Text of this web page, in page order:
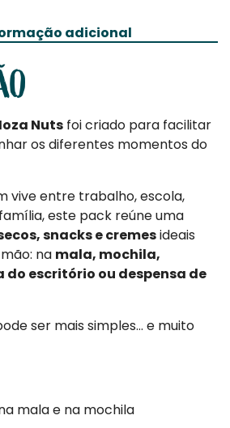
adicional
Nuts foi criado para facilitar
os diferentes momentos do
vive entre trabalho, escola,
este pack reúne uma
snacks e cremesideais
na mala, mochila,
escritório ou despensa de
ser mais simples… e muito
mala e na mochila